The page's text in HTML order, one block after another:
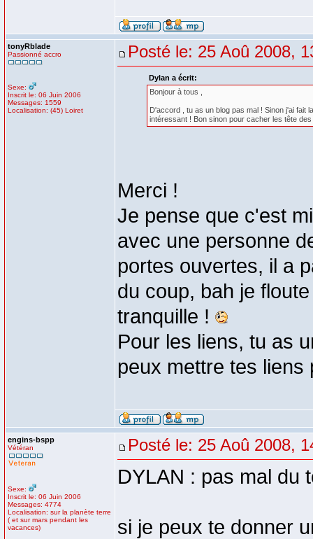
tonyRblade
Passionné accro
Sexe:
Inscrit le: 06 Juin 2006
Messages: 1559
Localisation: (45) Loiret
Posté le: 25 Aoû 2008,
Dylan a écrit:
Bonjour à tous ,
D'accord , tu as un blog pas mal ! Sinon j'ai fait
intéressant ! Bon sinon pour cacher les tête
Merci !
Je pense que c'est
avec une personne
portes ouvertes, il a
du coup, bah je
tranquille !
Pour les liens, tu as
peux mettre tes
engins-bspp
Vétéran
Sexe:
Inscrit le: 06 Juin 2006
Messages: 4774
Localisation: sur la planète terre
( et sur mars pendant les
vacances)
Posté le: 25 Aoû 2008,
DYLAN : pas mal du
si je peux te donner